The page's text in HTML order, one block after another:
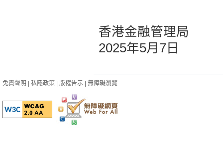
香港金融管理局
2025年5月7日
免責聲明 私隱政策 版權告示 無障礙瀏覽